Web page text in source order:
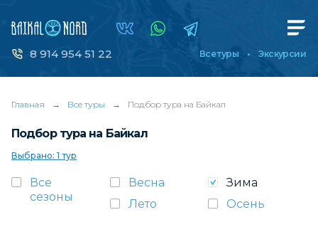
8 914 954 51 22 Все туры Экскурсии
Главная → Все туры → Подбор тура на Байкал
Подбор тура на Байкал
Выбрано: 1 тур
Все
сезоны
Весна
Зима
Лето
Осень